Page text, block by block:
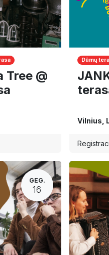
Tree @
Dūmų
Vilnius
GEG.
16